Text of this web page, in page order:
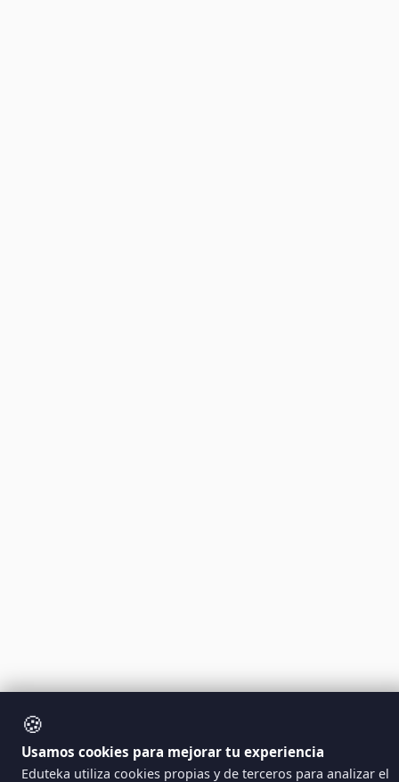
🍪
Usamos cookies para mejorar tu experiencia
Eduteka utiliza cookies propias y de terceros para analizar el